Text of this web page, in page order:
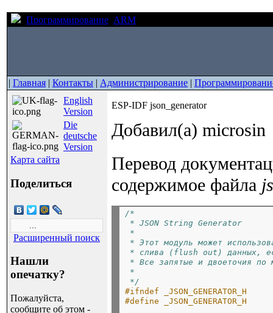
Программирование ARM
| Главная | Контакты | Администрирование |
English
Version
Die
deutsche
Version
Карта сайта
Поделиться
Расширенный поиск
Нашли
опечатку?
Пожалуйста,
сообщите об этом -
ESP-IDF json_generator
Добавил(а) microsin
Перевод
содержимое файла
/*
* JSON String Generator
*
* Этот модуль может
* слива (flush out) данных,
* Все запятые и двоеточия по
*
*/
#ifndef _JSON_GENERATOR_H
#define _JSON_GENERATOR_H